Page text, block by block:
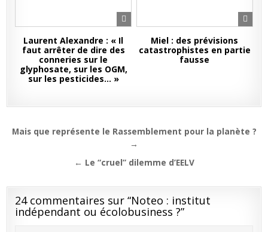
Laurent Alexandre : « Il
faut arrêter de dire des
conneries sur le
glyphosate, sur les OGM,
sur les pesticides… »
Miel : des prévisions
catastrophistes en partie
fausse
Navigation
Mais que représente le Rassemblement pour la planète ?
→
← Le “cruel” dilemme d’EELV
24 commentaires sur “Noteo : institut
indépendant ou écolobusiness ?”